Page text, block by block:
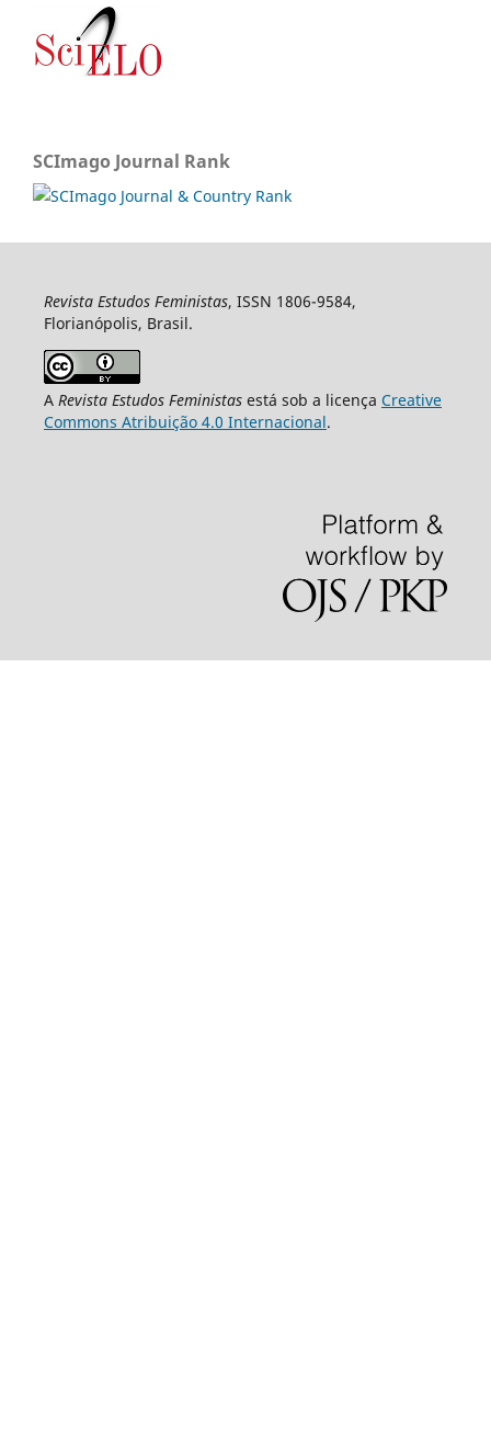
SCImago Journal Rank
Revista Estudos Feministas, ISSN 1806-9584,
Florianópolis, Brasil.
A Revista Estudos Feministasestá sob a licença Creative
Commons Atribuição 4.0 Internacional.